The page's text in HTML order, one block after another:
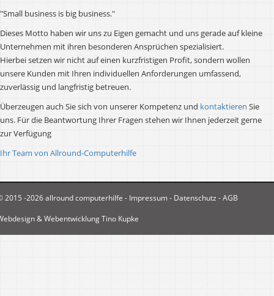
"Small business is big business."
Dieses Motto haben wir uns zu Eigen gemacht und uns gerade auf kleine
Unternehmen mit ihren besonderen Ansprüchen spezialisiert.
Hierbei setzen wir nicht auf einen kurzfristigen Profit, sondern wollen
unsere Kunden mit Ihren individuellen Anforderungen umfassend,
zuverlässig und langfristig betreuen.
Überzeugen auch Sie sich von unserer Kompetenz und kontaktieren Sie
uns. Für die Beantwortung Ihrer Fragen stehen wir Ihnen jederzeit gerne
zur Verfügung
Ihr Team von Allround-Computerhilfe
2015 -2026 allround computerhilfe - Impressum- Datenschutz -AGB
& Webentwicklung Tino Kupke